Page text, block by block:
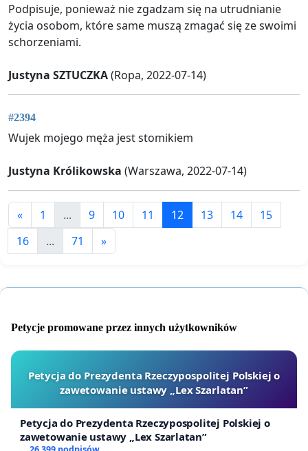
Podpisuje, ponieważ nie zgadzam się na utrudnianie
życia osobom, które same muszą zmagać się ze swoimi
schorzeniami.
Justyna SZTUCZKA(Ropa, 2022-07-14)
#2394
Wujek mojego męża jest stomikiem
Justyna Królikowska (Warszawa, 2022-07-14)
« 1 ... 9 10 11 12 13 14
15
16
... 71 »
Petycje promowane przez innych użytkowników
Petycja do Prezydenta Rzeczypospolitej Polskiej o
zawetowanie ustawy „Lex Szarlatan”
Petycja do Prezydenta Rzeczypospolitej Polskiej o
zawetowanie ustawy „Lex Szarlatan”